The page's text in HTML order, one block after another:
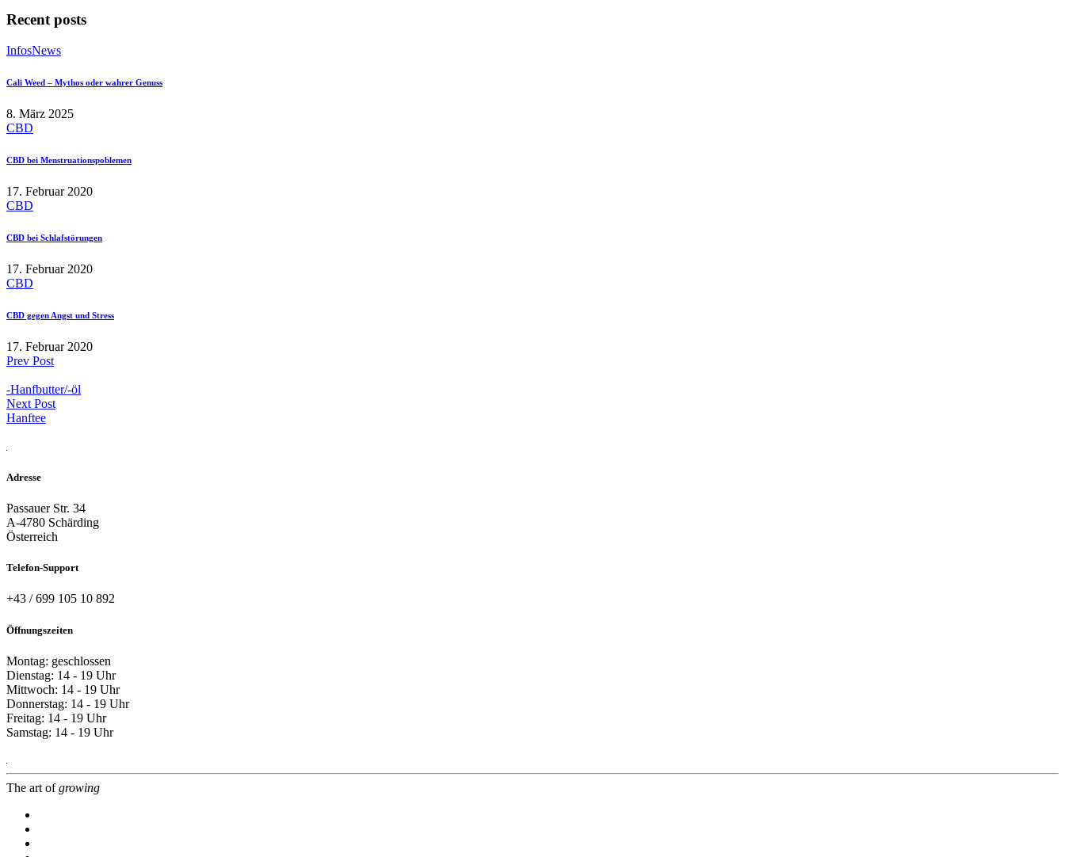
Recent posts
InfosNews
Cali Weed – Mythos oder wahrer Genuss
8. März 2025
CBD
CBD bei Menstruationspoblemen
17. Februar 2020
CBD
CBD bei Schlafstörungen
17. Februar 2020
CBD
CBD gegen Angst und Stress
17. Februar 2020
Prev Post
-Hanfbutter/-öl
Next Post
Hanftee
Adresse
Passauer Str. 34
A-4780 Schärding
Österreich
Telefon-Support
+43 / 699 105 10 892
Öffnungszeiten
Montag: geschlossen
Dienstag: 14 - 19 Uhr
Mittwoch: 14 - 19 Uhr
Donnerstag: 14 - 19 Uhr
Freitag: 14 - 19 Uhr
Samstag: 14 - 19 Uhr
The art ofgrowing